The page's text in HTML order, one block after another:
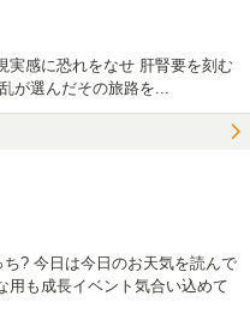
実感に恐れをなせ 肝腎要を刻む
が選んだその旅路を...
? 今日は今日のお天気を読んで
用も成長イベント気合い込めて